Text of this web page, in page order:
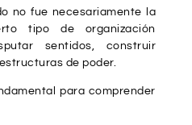
no fue necesariamente la
tipo de organización
sentidos, construir
de poder.
para comprender